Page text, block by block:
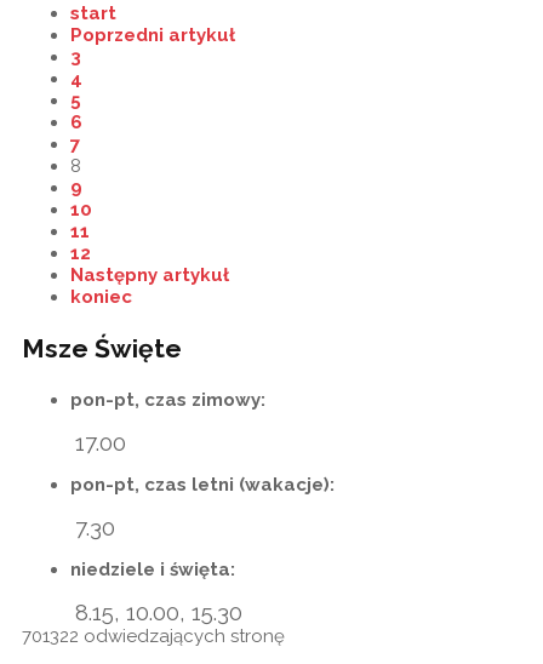
start
Poprzedni artykuł
3
4
5
6
7
8
9
10
11
12
Następny artykuł
koniec
Msze Święte
pon-pt, czas zimowy:
17.00
pon-pt, czas letni (wakacje):
7.30
niedziele i święta:
8.15, 10.00, 15.30
701322 odwiedzających stronę